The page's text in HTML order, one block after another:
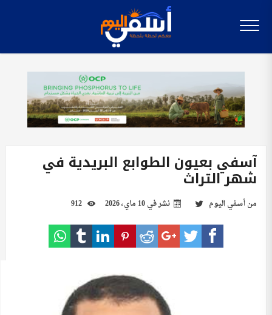
آسفي بعيون الطوابع البريدية في
شهر التراث
منأسفي اليوم نشر في10 ماي، 2026